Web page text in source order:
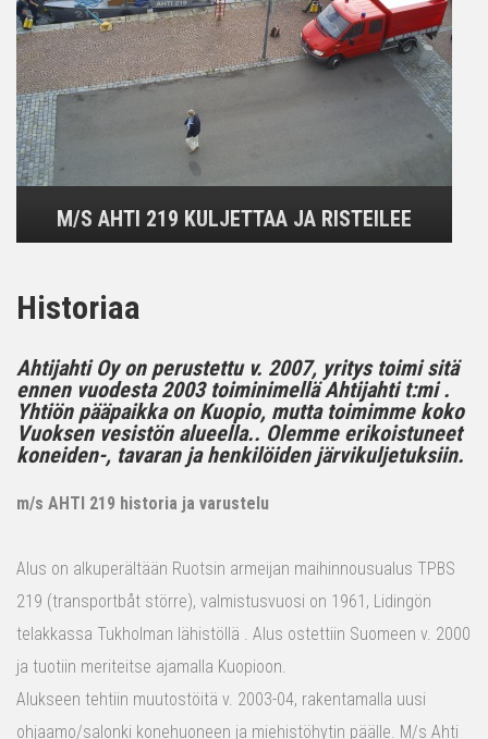
M/S AHTI 219 KULJETTAA JA RISTEILEE
Historiaa
Ahtijahti Oy on perustettu v. 2007, yritys toimi sitä
ennen vuodesta 2003 toiminimellä Ahtijahti t:mi .
Yhtiön pääpaikka on Kuopio, mutta toimimme koko
Vuoksen vesistön alueella.. Olemme erikoistuneet
koneiden-, tavaran ja henkilöiden järvikuljetuksiin.
m/s AHTI 219 historia ja varustelu
Alus on alkuperältään Ruotsin armeijan maihinnousualus TPBS
219 (transportbåt större), valmistusvuosi on 1961, Lidingön
telakkassa Tukholman lähistöllä . Alus ostettiin Suomeen v. 2000
ja tuotiin meriteitse ajamalla Kuopioon.
Alukseen tehtiin muutostöitä v. 2003-04, rakentamalla uusi
ohjaamo/salonki konehuoneen ja miehistöhytin päälle. M/s Ahti